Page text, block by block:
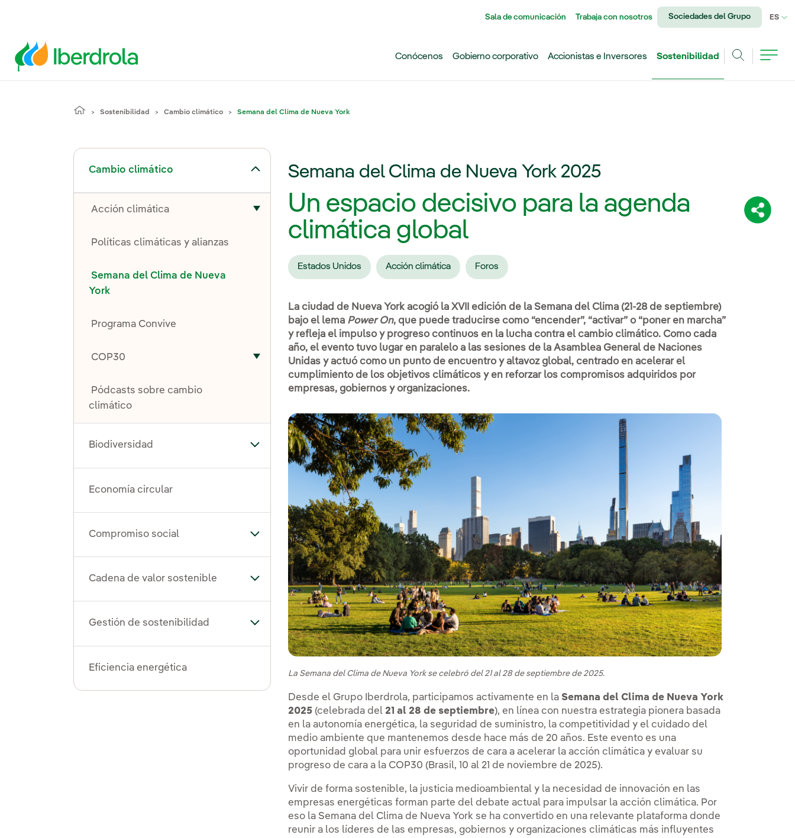
Sala de comunicación Trabaja con nosotros Sociedades del Grupo ES
Conócenos Gobierno corporativo Accionistas e Inversores
Sostenibilidad
Sostenibilidad Cambio climático Semana del Clima de Nueva York
Cambio climático
Alternar el submenú para Cambio climático
Acción climática
Alternar el submenú para Acción climática
Políticas climáticas y alianzas
Semana del Clima de Nueva
York
Programa Convive
COP30
Alternar el submenú para COP30
Pódcasts sobre cambio
climático
Biodiversidad Alternar el submenú para Biodiversidad
Economía circular
Compromiso social Alternar el submenú para Compromiso social
Cadena de valor sostenible Alternar el submenú para Cadena de valor sostenible
Gestión de sostenibilidad Alternar el submenú para Gestión de sostenibilidad
Eficiencia energética
Semana del Clima de Nueva York 2025
Un espacio decisivo para la agenda
climática global
Estados Unidos Acción climática Foros
La ciudad de Nueva York acogió la XVII edición de la Semana del Clima (21-28 de septiembre)
bajo el lema Power On, que puede traducirse como “encender”, “activar” o “poner en marcha”
y refleja el impulso y progreso continuos en la lucha contra el cambio climático. Como cada
año, el evento tuvo lugar en paralelo a las sesiones de la Asamblea General de Naciones
Unidas y actuó como un punto de encuentro y altavoz global, centrado en acelerar el
cumplimiento de los objetivos climáticos y en reforzar los compromisos adquiridos por
empresas, gobiernos y organizaciones.
La Semana del Clima de Nueva York se celebró del 21 al 28 de septiembre de 2025.
Desde el Grupo Iberdrola, participamos activamente en la Semana del Clima de Nueva York
2025 (celebrada del 21 al 28 de septiembre), en línea con nuestra estrategia pionera basada
en la autonomía energética, la seguridad de suministro, la competitividad y el cuidado del
medio ambiente que mantenemos desde hace más de 20 años. Este evento es una
oportunidad global para unir esfuerzos de cara a acelerar la acción climática y evaluar su
progreso de cara a la COP30 (Brasil, 10 al 21 de noviembre de 2025).
Vivir de forma sostenible, la justicia medioambiental y la necesidad de innovación en las
empresas energéticas forman parte del debate actual para impulsar la acción climática. Por
eso la Semana del Clima de Nueva York se ha convertido en una relevante plataforma donde
reunir a los líderes de las empresas, gobiernos y organizaciones climáticas más influyentes